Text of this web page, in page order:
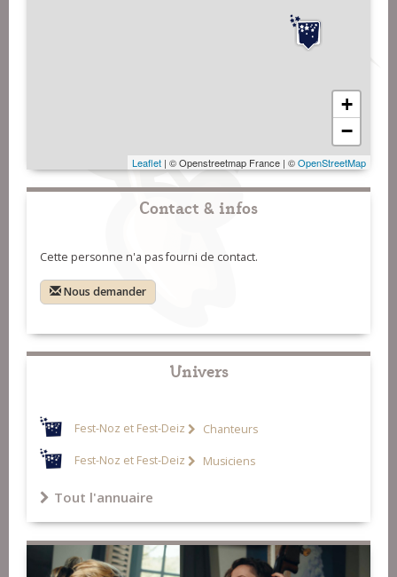
+
−
Leaflet | © Openstreetmap France | ©OpenStreetMap
Contact & infos
Cette personne n'a pas fourni de contact.
Nous demander
Univers
Fest-Noz et Fest-Deiz Chanteurs
Fest-Noz et Fest-Deiz Musiciens
Tout l'annuaire